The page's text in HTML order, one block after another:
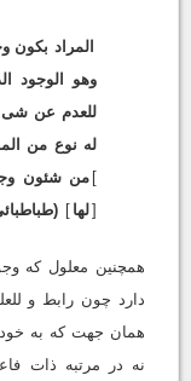
المراد
وهو الوجود
للعدم عن شى
له نوع من
] من شئون
[لها ] (طباطبائى، 1362، المرحله الثانیة،
همچنین معلول که
دارد چون رابط و
همان جهت که به
نه در مرتبه ذات